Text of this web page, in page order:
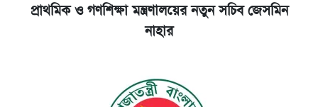
প্রাথমিক ও গণশিক্ষা মন্ত্রণালয়ের নতুন সচিব জেসমিন
নাহার